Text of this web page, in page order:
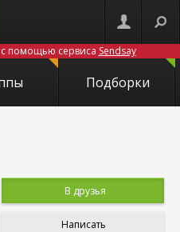
с помощью сервиса Sendsay
Подборки
В друзья
Написать